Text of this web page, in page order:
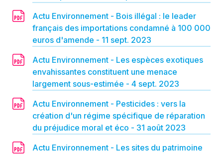
Actu Environnement - Bois illégal : le leader
français des importations condamné à 100 000
euros d'amende - 11 sept. 2023
Actu Environnement - Les espèces exotiques
envahissantes constituent une menace
largement sous-estimée - 4 sept. 2023
Actu Environnement - Pesticides : vers la
création d'un régime spécifique de réparation
du préjudice moral et éco - 31 août 2023
Actu Environnement - Les sites du patrimoine